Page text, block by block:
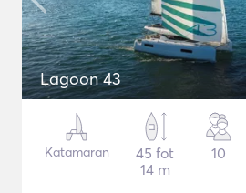
Lagoon 43
Katamaran
45 fot
14 m
10